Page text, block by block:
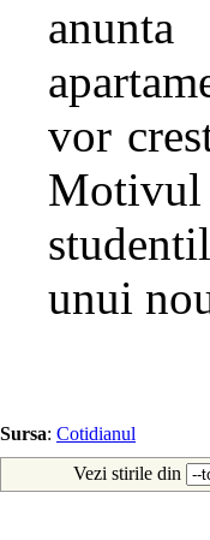
vor
unui
Sursa: Cotidianul
Vezi stirile din